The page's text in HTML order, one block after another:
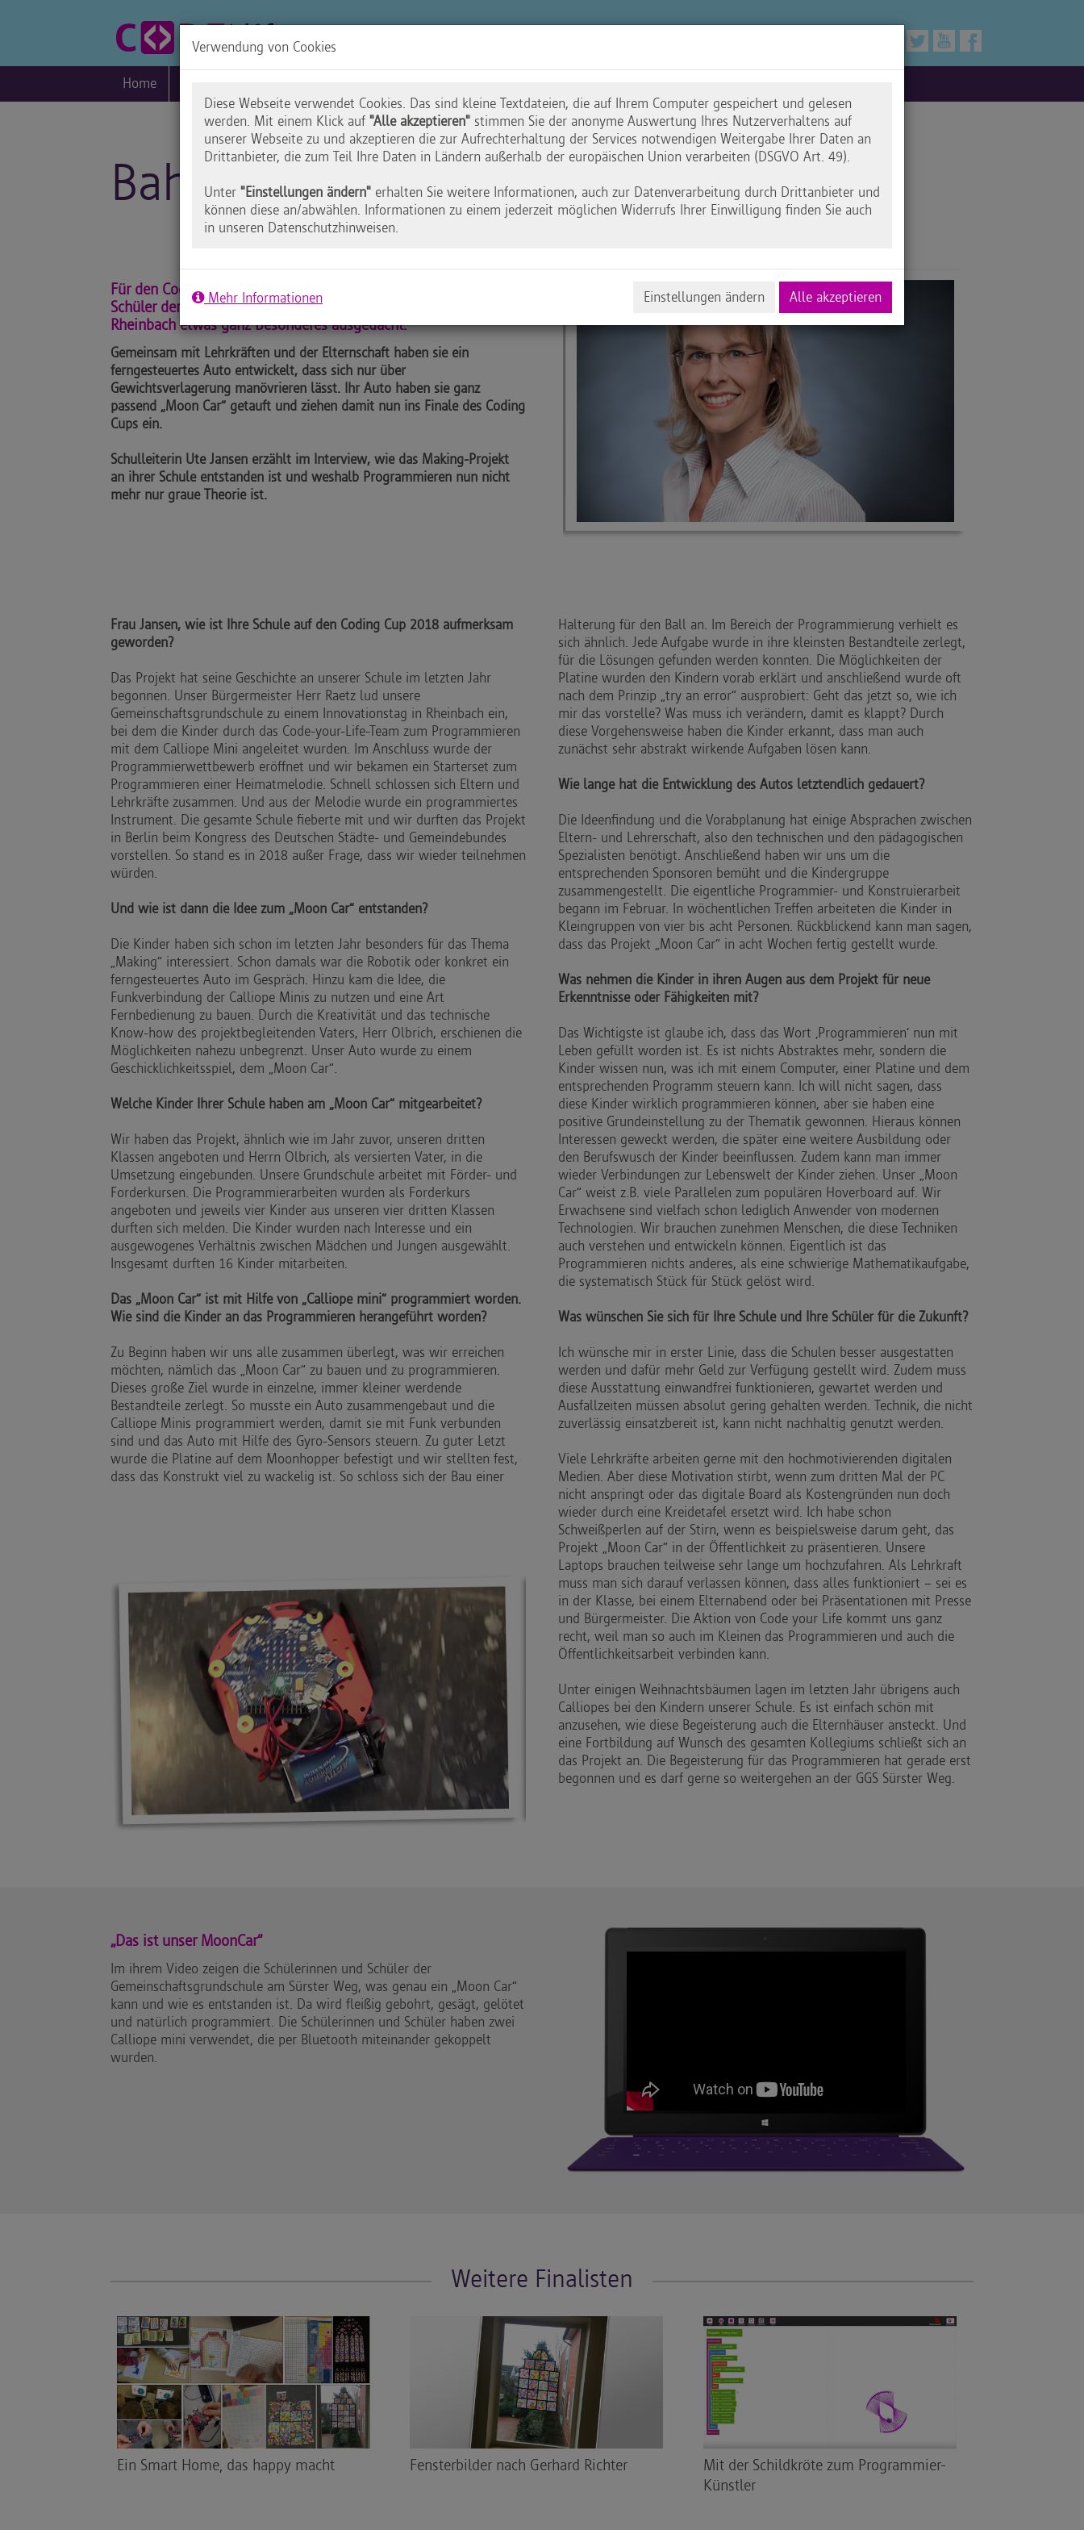
Home
Bahn frei für das Moon Car
Für den Coding Cup 2018 haben sich 16 Schülerinnen und
Schüler der Gemeinschaftsgrundschule am Sürster Weg in
Rheinbach etwas ganz Besonderes ausgedacht:
Gemeinsam mit Lehrkräften und der Elternschaft haben sie ein
ferngesteuertes Auto entwickelt, dass sich nur über
Gewichtsverlagerung manövrieren lässt. Ihr Auto haben sie ganz
passend „Moon Car“ getauft und ziehen damit nun ins Finale des Coding
Cups ein.
Schulleiterin Ute Jansen erzählt im Interview, wie das Making-Projekt
an ihrer Schule entstanden ist und weshalb Programmieren nun nicht
mehr nur graue Theorie ist.
Frau Jansen, wie ist Ihre Schule auf den Coding Cup 2018 aufmerksam
geworden?
Das Projekt hat seine Geschichte an unserer Schule im letzten Jahr
begonnen. Unser Bürgermeister Herr Raetz lud unsere
Gemeinschaftsgrundschule zu einem Innovationstag in Rheinbach ein,
bei dem die Kinder durch das Code-your-Life-Team zum Programmieren
mit dem Calliope Mini angeleitet wurden. Im Anschluss wurde der
Programmierwettbewerb eröffnet und wir bekamen ein Starterset zum
Programmieren einer Heimatmelodie. Schnell schlossen sich Eltern und
Lehrkräfte zusammen. Und aus der Melodie wurde ein programmiertes
Instrument. Die gesamte Schule fieberte mit und wir durften das Projekt
in Berlin beim Kongress des Deutschen Städte- und Gemeindebundes
vorstellen. So stand es in 2018 außer Frage, dass wir wieder teilnehmen
würden.
Und wie ist dann die Idee zum „Moon Car“ entstanden?
Die Kinder haben sich schon im letzten Jahr besonders für das Thema
„Making“ interessiert. Schon damals war die Robotik oder konkret ein
ferngesteuertes Auto im Gespräch. Hinzu kam die Idee, die
Funkverbindung der Calliope Minis zu nutzen und eine Art
Fernbedienung zu bauen. Durch die Kreativität und das technische
Know-how des projektbegleitenden Vaters, Herr Olbrich, erschienen die
Möglichkeiten nahezu unbegrenzt. Unser Auto wurde zu einem
Geschicklichkeitsspiel, dem „Moon Car“.
Welche Kinder Ihrer Schule haben am „Moon Car“ mitgearbeitet?
Wir haben das Projekt, ähnlich wie im Jahr zuvor, unseren dritten
Klassen angeboten und Herrn Olbrich, als versierten Vater, in die
Umsetzung eingebunden. Unsere Grundschule arbeitet mit Förder- und
Forderkursen. Die Programmierarbeiten wurden als Forderkurs
angeboten und jeweils vier Kinder aus unseren vier dritten Klassen
durften sich melden. Die Kinder wurden nach Interesse und ein
ausgewogenes Verhältnis zwischen Mädchen und Jungen ausgewählt.
Insgesamt durften 16 Kinder mitarbeiten.
Das „Moon Car“ ist mit Hilfe von „Calliope mini“ programmiert worden.
Wie sind die Kinder an das Programmieren herangeführt worden?
Zu Beginn haben wir uns alle zusammen überlegt, was wir erreichen
möchten, nämlich das „Moon Car“ zu bauen und zu programmieren.
Dieses große Ziel wurde in einzelne, immer kleiner werdende
Bestandteile zerlegt. So musste ein Auto zusammengebaut und die
Calliope Minis programmiert werden, damit sie mit Funk verbunden
sind und das Auto mit Hilfe des Gyro-Sensors steuern. Zu guter Letzt
wurde die Platine auf dem Moonhopper befestigt und wir stellten fest,
dass das Konstrukt viel zu wackelig ist. So schloss sich der Bau einer
Halterung für den Ball an. Im Bereich der Programmierung verhielt es
sich ähnlich. Jede Aufgabe wurde in ihre kleinsten Bestandteile zerlegt,
für die Lösungen gefunden werden konnten. Die Möglichkeiten der
Platine wurden den Kindern vorab erklärt und anschließend wurde oft
nach dem Prinzip „try an error“ ausprobiert: Geht das jetzt so, wie ich
mir das vorstelle? Was muss ich verändern, damit es klappt? Durch
diese Vorgehensweise haben die Kinder erkannt, dass man auch
zunächst sehr abstrakt wirkende Aufgaben lösen kann.
Wie lange hat die Entwicklung des Autos letztendlich gedauert?
Die Ideenfindung und die Vorabplanung hat einige Absprachen zwischen
Eltern- und Lehrerschaft, also den technischen und den pädagogischen
Spezialisten benötigt. Anschließend haben wir uns um die
entsprechenden Sponsoren bemüht und die Kindergruppe
zusammengestellt. Die eigentliche Programmier- und Konstruierarbeit
begann im Februar. In wöchentlichen Treffen arbeiteten die Kinder in
Kleingruppen von vier bis acht Personen. Rückblickend kann man sagen,
dass das Projekt „Moon Car“ in acht Wochen fertig gestellt wurde.
Was nehmen die Kinder in ihren Augen aus dem Projekt für neue
Erkenntnisse oder Fähigkeiten mit?
Das Wichtigste ist glaube ich, dass das Wort ‚Programmieren‘ nun mit
Leben gefüllt worden ist. Es ist nichts Abstraktes mehr, sondern die
Kinder wissen nun, was ich mit einem Computer, einer Platine und dem
entsprechenden Programm steuern kann. Ich will nicht sagen, dass
diese Kinder wirklich programmieren können, aber sie haben eine
positive Grundeinstellung zu der Thematik gewonnen. Hieraus können
Interessen geweckt werden, die später eine weitere Ausbildung oder
den Berufswusch der Kinder beeinflussen. Zudem kann man immer
wieder Verbindungen zur Lebenswelt der Kinder ziehen. Unser „Moon
Car“ weist z.B. viele Parallelen zum populären Hoverboard auf. Wir
Erwachsene sind vielfach schon lediglich Anwender von modernen
Technologien. Wir brauchen zunehmen Menschen, die diese Techniken
auch verstehen und entwickeln können. Eigentlich ist das
Programmieren nichts anderes, als eine schwierige Mathematikaufgabe,
die systematisch Stück für Stück gelöst wird.
Was wünschen Sie sich für Ihre Schule und Ihre Schüler für die Zukunft?
Ich wünsche mir in erster Linie, dass die Schulen besser ausgestatten
werden und dafür mehr Geld zur Verfügung gestellt wird. Zudem muss
diese Ausstattung einwandfrei funktionieren, gewartet werden und
Ausfallzeiten müssen absolut gering gehalten werden. Technik, die nicht
zuverlässig einsatzbereit ist, kann nicht nachhaltig genutzt werden.
Viele Lehrkräfte arbeiten gerne mit den hochmotivierenden digitalen
Medien. Aber diese Motivation stirbt, wenn zum dritten Mal der PC
nicht anspringt oder das digitale Board als Kostengründen nun doch
wieder durch eine Kreidetafel ersetzt wird. Ich habe schon
Schweißperlen auf der Stirn, wenn es beispielsweise darum geht, das
Projekt „Moon Car“ in der Öffentlichkeit zu präsentieren. Unsere
Laptops brauchen teilweise sehr lange um hochzufahren. Als Lehrkraft
muss man sich darauf verlassen können, dass alles funktioniert – sei es
in der Klasse, bei einem Elternabend oder bei Präsentationen mit Presse
und Bürgermeister. Die Aktion von Code your Life kommt uns ganz
recht, weil man so auch im Kleinen das Programmieren und auch die
Öffentlichkeitsarbeit verbinden kann.
Unter einigen Weihnachtsbäumen lagen im letzten Jahr übrigens auch
Calliopes bei den Kindern unserer Schule. Es ist einfach schön mit
anzusehen, wie diese Begeisterung auch die Elternhäuser ansteckt. Und
eine Fortbildung auf Wunsch des gesamten Kollegiums schließt sich an
das Projekt an. Die Begeisterung für das Programmieren hat gerade erst
begonnen und es darf gerne so weitergehen an der GGS Sürster Weg.
„Das ist unser MoonCar“
Im ihrem Video zeigen die Schülerinnen und Schüler der
Gemeinschaftsgrundschule am Sürster Weg, was genau ein „Moon Car“
kann und wie es entstanden ist. Da wird fleißig gebohrt, gesägt, gelötet
und natürlich programmiert. Die Schülerinnen und Schüler haben zwei
Calliope mini verwendet, die per Bluetooth miteinander gekoppelt
wurden.
Weitere Finalisten
Ein Smart Home, das happy macht Fensterbilder nach Gerhard Richter
Mit der Schildkröte zum Programmier-
Künstler
Verwendung von Cookies
Diese Webseite verwendet Cookies. Das sind kleine Textdateien, die auf Ihrem Computer gespeichert und gelesen
werden. Mit einem Klick auf "Alle akzeptieren" stimmen Sie der anonyme Auswertung Ihres Nutzerverhaltens auf
unserer Webseite zu und akzeptieren die zur Aufrechterhaltung der Services notwendigen Weitergabe Ihrer Daten an
Drittanbieter, die zum Teil Ihre Daten in Ländern außerhalb der europäischen Union verarbeiten (DSGVO Art. 49).
Unter "Einstellungen ändern" erhalten Sie weitere Informationen, auch zur Datenverarbeitung durch Drittanbieter und
können diese an/abwählen. Informationen zu einem jederzeit möglichen Widerrufs Ihrer Einwilligung finden Sie auch
in unseren Datenschutzhinweisen.
Mehr Informationen Einstellungen ändern Alle akzeptieren